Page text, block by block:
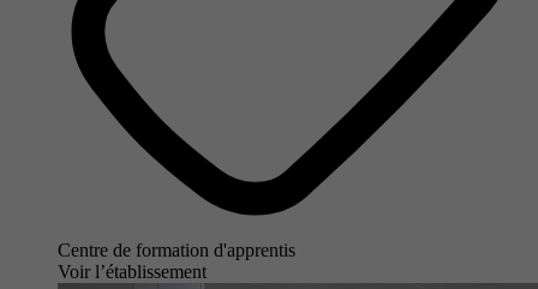
Centre de formation d'apprentis
Voir l’établissement